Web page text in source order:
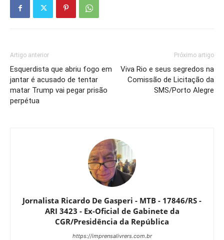
Artigo anterior
Esquerdista que abriu fogo em
jantar é acusado de tentar
matar Trump vai pegar prisão
perpétua
Próximo artigo
Viva Rio e seus segredos na
Comissão de Licitação da
SMS/Porto Alegre
Jornalista Ricardo De Gasperi - MTB - 17846/RS -
ARI 3423 - Ex-Oficial de Gabinete da
CGR/Presidência da República
https://imprensalivrers.com.br